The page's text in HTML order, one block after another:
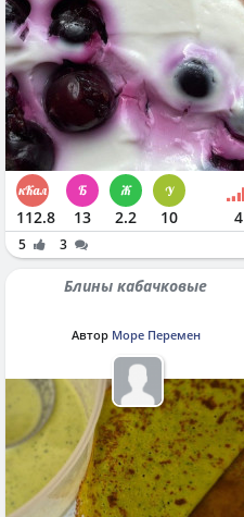
112.8 13 2.2 10 4
5 3
Блины кабачковые
Автор Море Перемен